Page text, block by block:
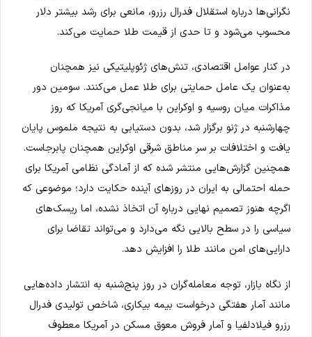
نگرانی‌ها درباره استقلال فدرال رزرو، مانعی برای رشد بیشتر دلار
محسوب می‌شود و تا حدی از قیمت طلا حمایت می‌کند.
در کنار عوامل اقتصادی، تنش‌های ژئوپلیتیکی نیز همچنان
به‌عنوان یک عامل حمایتی برای طلا عمل می‌کنند. سومین دور
مذاکرات میان روسیه و اوکراین با میانجی‌گری آمریکا که روز
چهارشنبه در ژنو برگزار شد، بدون دستیابی به نتیجه ملموس پایان
یافت و اختلافات بر سر مناطق شرقی اوکراین همچنان پابرجاست.
همچنین گزارش‌هایی منتشر شده که از آمادگی نظامی آمریکا برای
حمله احتمالی به ایران در روزهای آینده حکایت دارد؛ موضوعی که
اگرچه هنوز تصمیم نهایی درباره آن اتخاذ نشده، اما ریسک‌های
سیاسی را در سطح بالایی نگه می‌دارد و می‌تواند تقاضا برای
دارایی‌های امن مانند طلا را افزایش دهد.
از نگاه بازار، توجه معامله‌گران در روز پنج‌شنبه به انتشار داده‌هایی
مانند آمار هفتگی درخواست بیمه بیکاری، شاخص تولیدی فدرال
رزرو فیلادلفیا و آمار فروش معوق مسکن در آمریکا معطوف